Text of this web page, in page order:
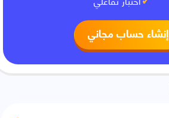
إنشاء حساب مجاني